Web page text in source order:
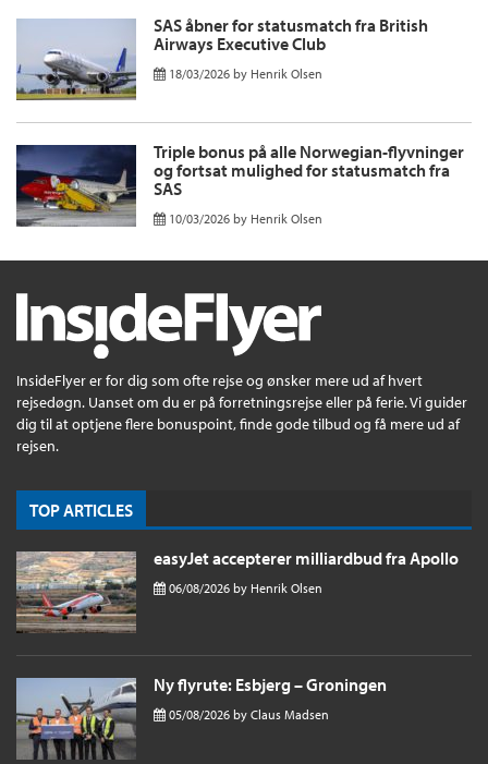
SAS åbner for statusmatch fra British
Airways Executive Club
18/03/2026 by Henrik Olsen
Triple bonus på alle Norwegian-flyvninger
og fortsat mulighed for statusmatch fra
SAS
10/03/2026 by Henrik Olsen
InsideFlyer er for dig som ofte rejse og ønsker mere ud af hvert
rejsedøgn. Uanset om du er på forretningsrejse eller på ferie. Vi guider
dig til at optjene flere bonuspoint, finde gode tilbud og få mere ud af
rejsen.
TOP ARTICLES
easyJet accepterer milliardbud fra Apollo
06/08/2026 by Henrik Olsen
Ny flyrute: Esbjerg – Groningen
05/08/2026 by Claus Madsen